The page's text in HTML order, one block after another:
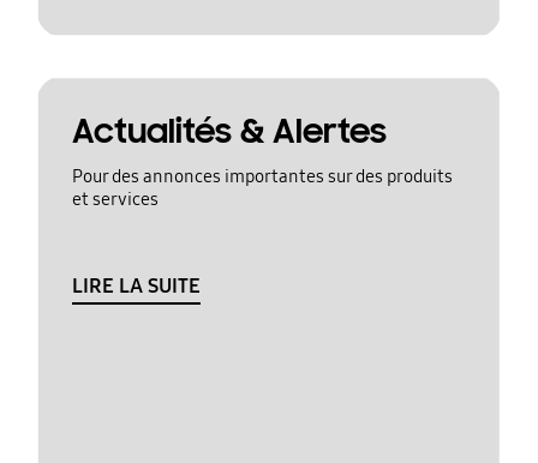
Actualités & Alertes
Pour des annonces importantes sur des produits
et services
LIRE LA SUITE